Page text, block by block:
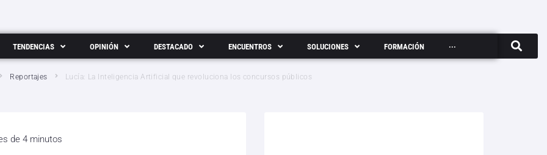
TENDENCIAS OPINIÓN DESTACADO ENCUENTROS SOLUCIONES FORMACIÓN ···
Reportajes Lucía: La Inteligencia Artificial que revoluciona los concursos públicos
de 4 minutos